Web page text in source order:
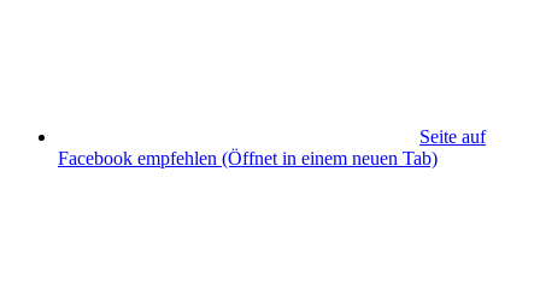
Seite auf
Facebook empfehlen (Öffnet in einem neuen Tab)